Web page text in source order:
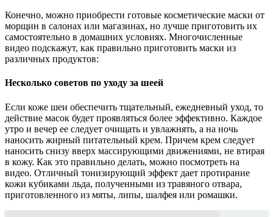
Конечно, можно приобрести готовые косметические маски от
морщин в салонах или магазинах, но лучше приготовить их
самостоятельно в домашних условиях. Многочисленные
видео подскажут, как правильно приготовить маски из
различных продуктов:
Несколько советов по уходу за шеей
Если коже шеи обеспечить тщательный, ежедневный уход, то
действие масок будет проявляться более эффективно. Каждое
утро и вечер ее следует очищать и увлажнять, а на ночь
наносить жирный питательный крем. Причем крем следует
наносить снизу вверх массирующими движениями, не втирая
в кожу. Как это правильно делать, можно посмотреть на
видео. Отличный тонизирующий эффект дает протирание
кожи кубиками льда, полученными из травяного отвара,
приготовленного из мяты, липы, шалфея или ромашки.